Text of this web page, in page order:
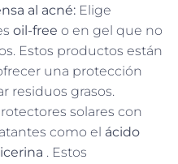
al acné: Elige
oil-free o en gel que no
Estos productos están
una protección
residuos grasos.
solares con
como el ácido
. Estos